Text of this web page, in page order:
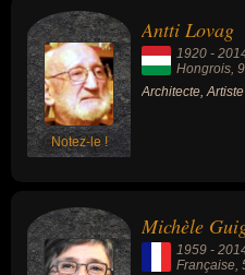
Notez-le !
Antti Lovag
1920 -
Hongrois,
Architecte,
Michèle
1959 -
Française,